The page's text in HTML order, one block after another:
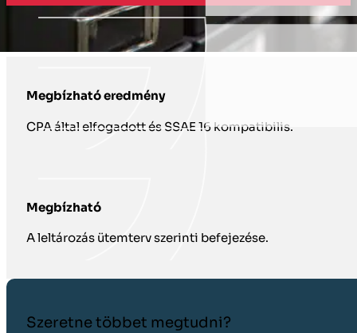
HOGYAN TÁMOGATJUK ÖNT
Megbízható eredmény
CPA által elfogadott és SSAE 16 kompatibilis.
Megbízható
A leltározás ütemterv szerinti befejezése.
Szeretne többet megtudni?